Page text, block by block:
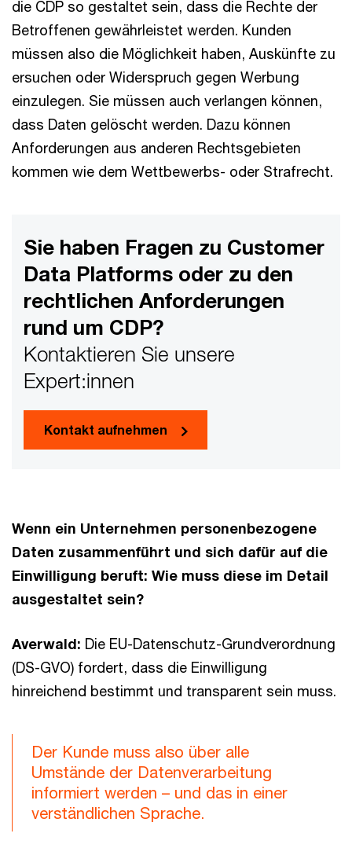
die CDP so gestaltet sein, dass die Rechte der
Betroffenen gewährleistet werden. Kunden
müssen also die Möglichkeit haben, Auskünfte zu
ersuchen oder Widerspruch gegen Werbung
einzulegen. Sie müssen auch verlangen können,
dass Daten gelöscht werden. Dazu können
Anforderungen aus anderen Rechtsgebieten
kommen wie dem Wettbewerbs- oder Strafrecht.
Sie haben Fragen zu Customer
Data Platforms oder zu den
rechtlichen Anforderungen
rund um CDP?
Kontaktieren Sie unsere
Expert:innen
Kontakt aufnehmen
Wenn ein Unternehmen personenbezogene
Daten zusammenführt und sich dafür auf die
Einwilligung beruft: Wie muss diese im Detail
ausgestaltet sein?
Averwald: Die EU-Datenschutz-Grundverordnung
(DS-GVO) fordert, dass die Einwilligung
hinreichend bestimmt und transparent sein muss.
Der Kunde muss also über alle
Umstände der Datenverarbeitung
informiert werden – und das in einer
verständlichen Sprache.